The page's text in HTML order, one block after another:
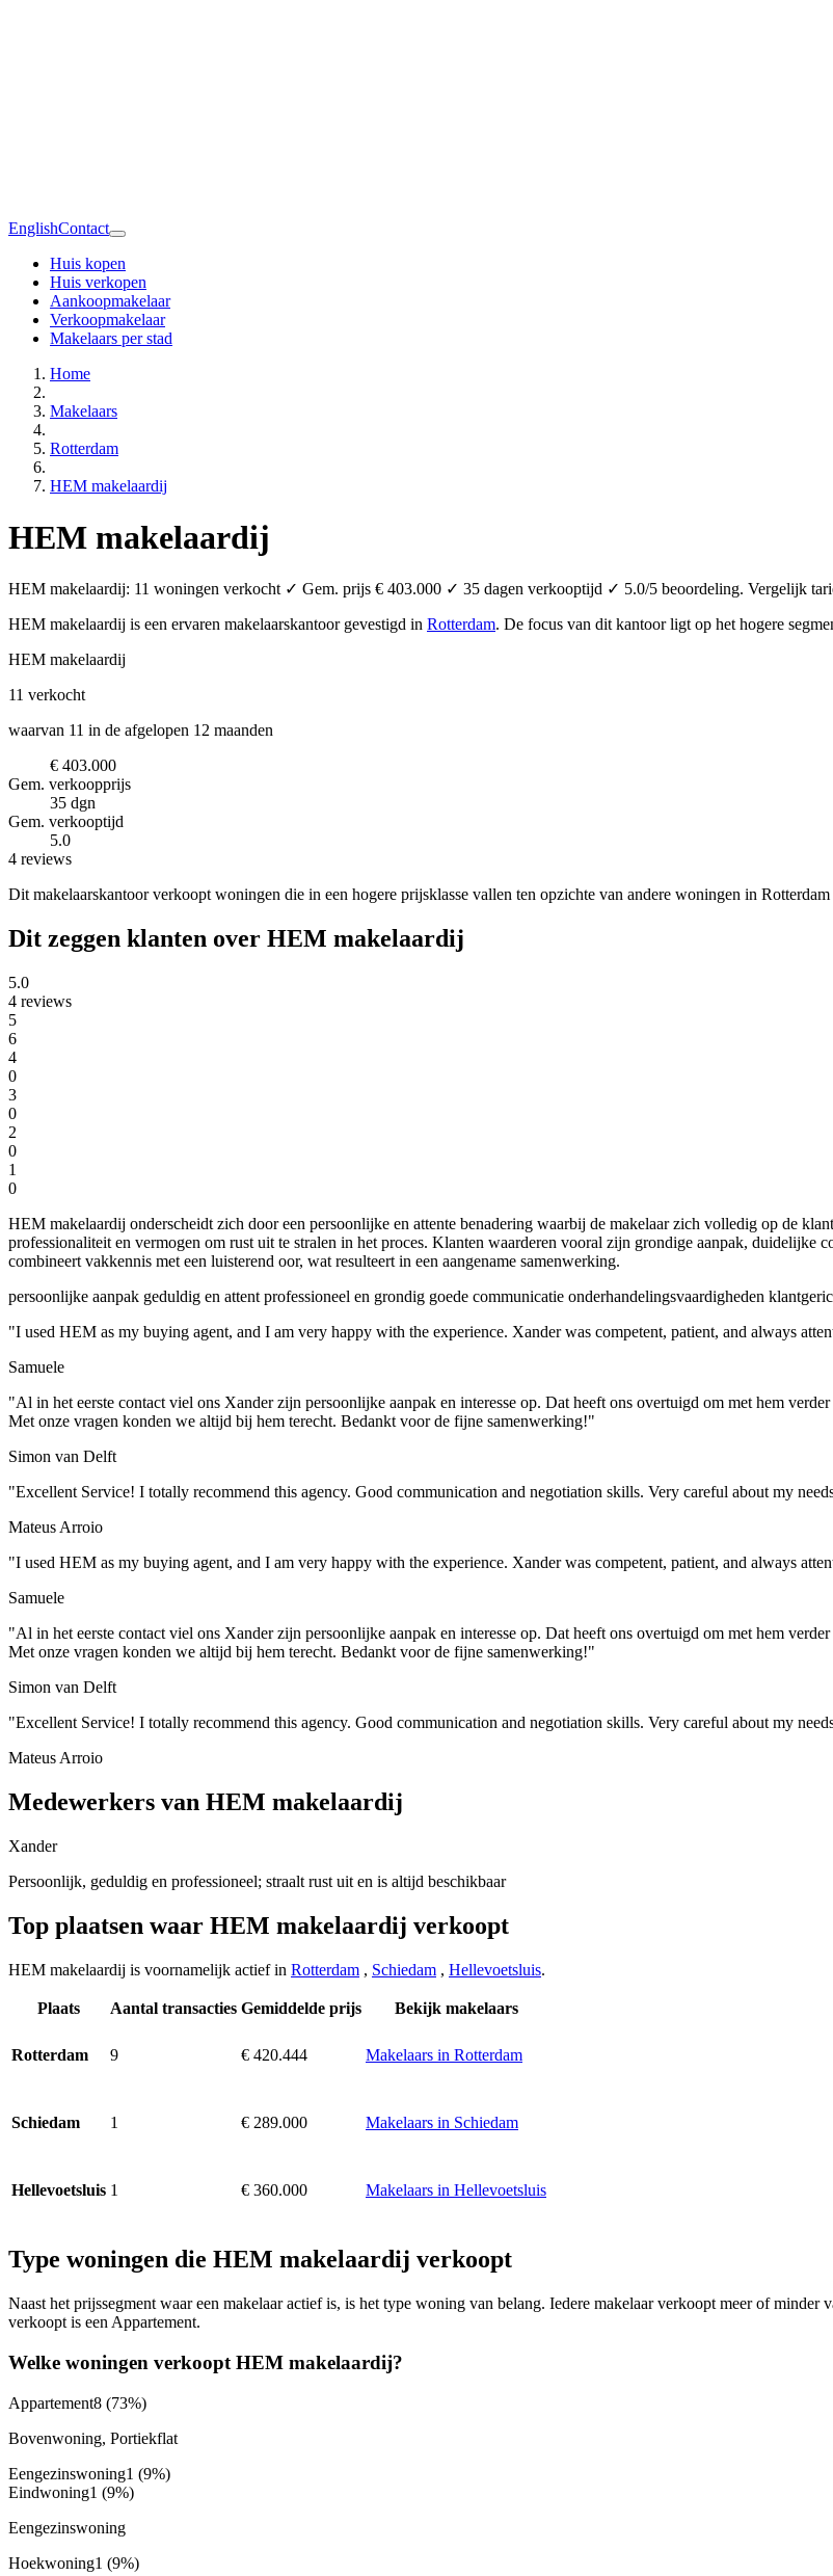
EnglishContact
Huis kopen
Huis verkopen
Aankoopmakelaar
Verkoopmakelaar
Makelaars per stad
Home
Makelaars
Rotterdam
HEM makelaardij
HEM makelaardij
HEM makelaardij: 11 woningen verkocht ✓ Gem. prijs € 403.000 ✓ 35 dagen verkooptijd ✓ 5.0/5 beoordeling. Vergelijk
HEM makelaardij is een ervaren makelaarskantoor gevestigd in Rotterdam. De focus van dit kantoor ligt op het hogere
HEM makelaardij
11 verkocht
waarvan 11 in de afgelopen 12 maanden
€ 403.000
Gem. verkoopprijs
35 dgn
Gem. verkooptijd
5.0
4 reviews
Dit makelaarskantoor verkoopt woningen die in een hogere prijsklasse vallen ten opzichte van andere woningen in
Dit zeggen klanten over HEM makelaardij
5.0
4 reviews
5
6
4
0
3
0
2
0
1
0
HEM makelaardij onderscheidt zich door een persoonlijke en attente benadering waarbij de makelaar zich volledig op de
professionaliteit en vermogen om rust uit te stralen in het proces. Klanten waarderen vooral zijn grondige aanpak, duidelijke
combineert vakkennis met een luisterend oor, wat resulteert in een aangename samenwerking.
persoonlijke aanpak geduldig en attent professioneel en grondig goede communicatie onderhandelingsvaardigheden
"I used HEM as my buying agent, and I am very happy with the experience. Xander was competent, patient, and always
Samuele
"Al in het eerste contact viel ons Xander zijn persoonlijke aanpak en interesse op. Dat heeft ons overtuigd om met hem
Met onze vragen konden we altijd bij hem terecht. Bedankt voor de fijne samenwerking!"
Simon van Delft
"Excellent Service! I totally recommend this agency. Good communication and negotiation skills. Very careful about my
Mateus Arroio
"I used HEM as my buying agent, and I am very happy with the experience. Xander was competent, patient, and always
Samuele
"Al in het eerste contact viel ons Xander zijn persoonlijke aanpak en interesse op. Dat heeft ons overtuigd om met hem
Met onze vragen konden we altijd bij hem terecht. Bedankt voor de fijne samenwerking!"
Simon van Delft
"Excellent Service! I totally recommend this agency. Good communication and negotiation skills. Very careful about my
Mateus Arroio
Medewerkers van HEM makelaardij
Xander
Persoonlijk, geduldig en professioneel; straalt rust uit en is altijd beschikbaar
Top plaatsen waar HEM makelaardij verkoopt
HEM makelaardij is voornamelijk actief in Rotterdam , Schiedam , Hellevoetsluis.
Plaats Aantal transacties Gemiddelde prijs Bekijk makelaars
Rotterdam 9 € 420.444 Makelaars in Rotterdam
Schiedam 1 € 289.000 Makelaars in Schiedam
Hellevoetsluis 1 € 360.000 Makelaars in Hellevoetsluis
Type woningen die HEM makelaardij verkoopt
Naast het prijssegment waar een makelaar actief is, is het type woning van belang. Iedere makelaar verkoopt meer of
verkoopt is een Appartement.
Welke woningen verkoopt HEM makelaardij?
Appartement8 (73%)
Bovenwoning, Portiekflat
Eengezinswoning1 (9%)
Eindwoning1 (9%)
Eengezinswoning
Hoekwoning1 (9%)